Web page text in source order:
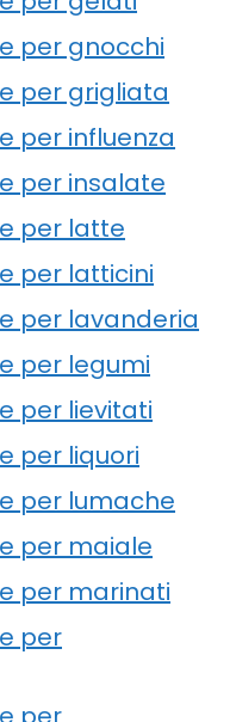
per gnocchi
per grigliata
per influenza
per insalate
per latte
per latticini
per lavanderia
per legumi
per lievitati
per liquori
per lumache
per maiale
per marinati
per